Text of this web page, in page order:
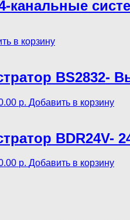
4-канальные
в корзину
BS2832-
р. Добавить в корзину
BDR24V-
р. Добавить в корзину